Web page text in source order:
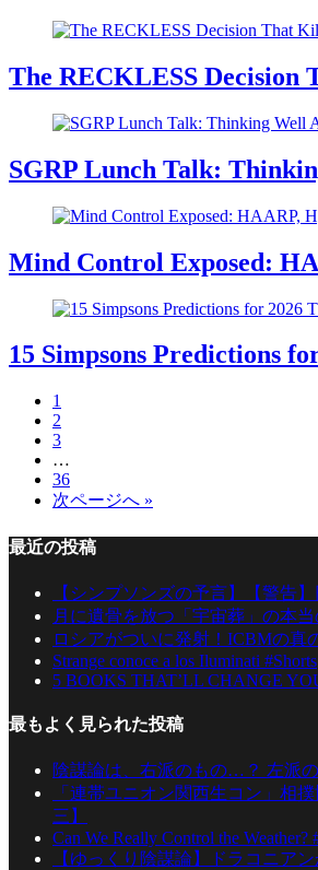
The RECKLESS
SGRP Lunch Talk:
Mind Control Exposed:
15 Simpsons Predictions
1
2
3
…
36
次ページへ »
最近の投稿
【シンプソンズの予言】【警告
月に遺骨を放つ「宇宙葬」の本
ロシアがついに発射！ICBMの真
Strange conoce a los Iluminati #Shorts
5 BOOKS THAT’LL CHANGE
最もよく見られた投稿
陰謀論は、右派のもの…？ 左派
「連帯ユニオン関西生コン」相
三】
Can We Really Control the Weather?
【ゆっくり陰謀論】ドラコニア